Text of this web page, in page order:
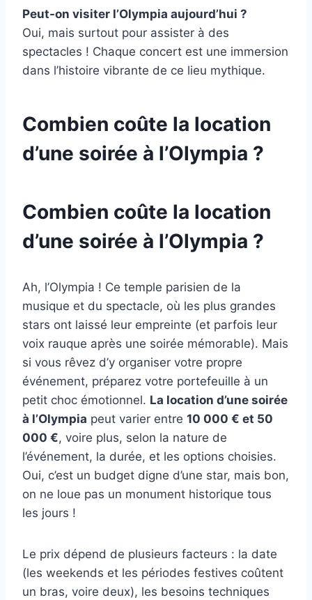
Peut-on visiter l’Olympia aujourd’hui ?
Oui, mais surtout pour assister à des
spectacles ! Chaque concert est une immersion
dans l’histoire vibrante de ce lieu mythique.
Combien coûte la location
d’une soirée à l’Olympia ?
Combien coûte la location
d’une soirée à l’Olympia ?
Ah, l’Olympia ! Ce temple parisien de la
musique et du spectacle, où les plus grandes
stars ont laissé leur empreinte (et parfois leur
voix rauque après une soirée mémorable). Mais
si vous rêvez d’y organiser votre propre
événement, préparez votre portefeuille à un
petit choc émotionnel. La location d’une soirée
à l’Olympia peut varier entre 10 000 € et 50
000 €, voire plus, selon la nature de
l’événement, la durée, et les options choisies.
Oui, c’est un budget digne d’une star, mais bon,
on ne loue pas un monument historique tous
les jours !
Le prix dépend de plusieurs facteurs : la date
(les weekends et les périodes festives coûtent
un bras, voire deux), les besoins techniques